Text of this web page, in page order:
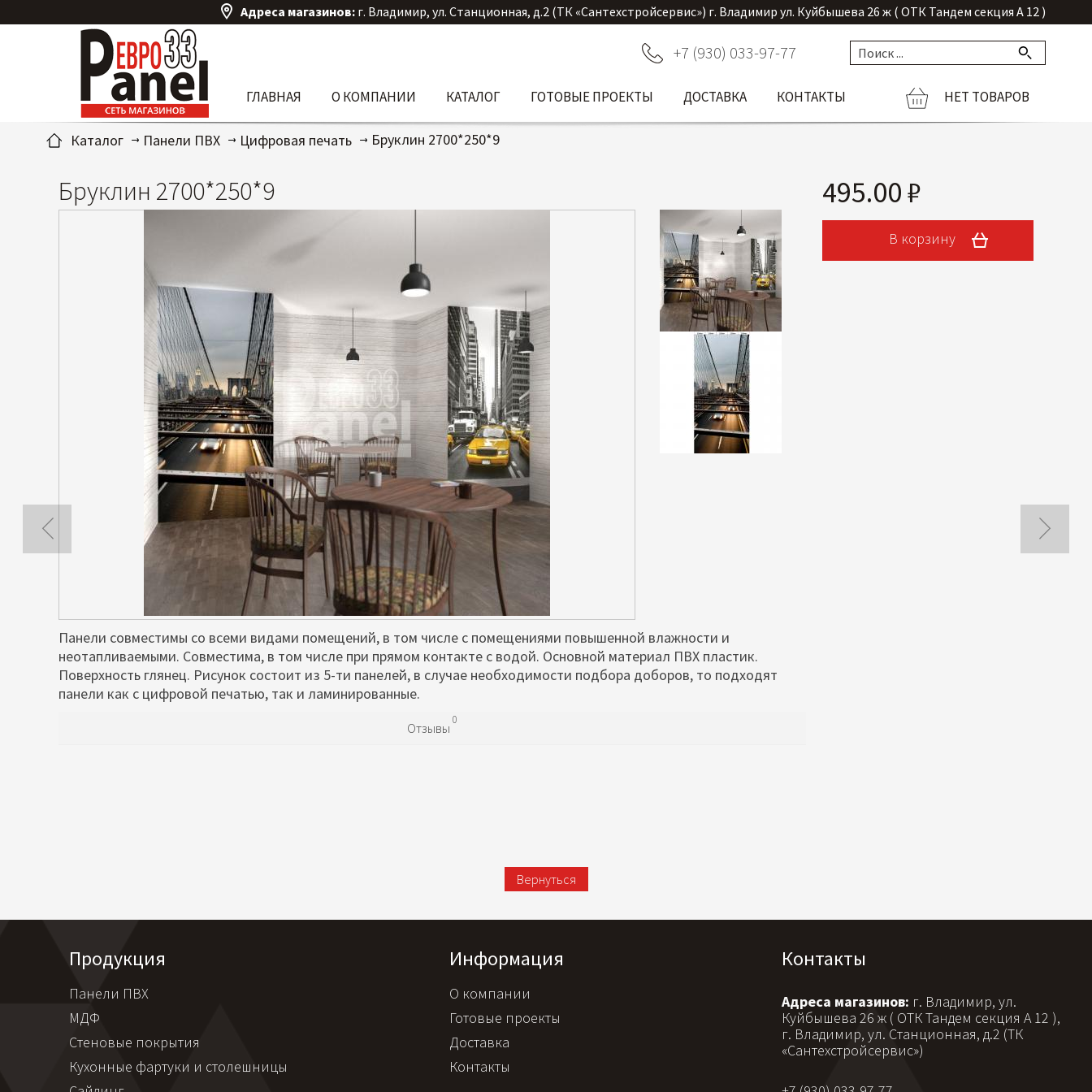
Адреса магазинов: г. Владимир, ул. Станционная, д.2 (ТК «Сантехстройсервис») г. Владимир ул. Куйбышева 26 ж ( ОТК Тандем секция А 12 )
+7 (930) 033-97-77
НЕТ ТОВАРОВ
ГЛАВНАЯ О КОМПАНИИ КАТАЛОГ ГОТОВЫЕ ПРОЕКТЫ ДОСТАВКА КОНТАКТЫ
Каталог Панели ПВХ Цифровая печать Бруклин 2700*250*9
Бруклин 2700*250*9 495.00 ₽
В корзину
Панели совместимы со всеми видами помещений, в том числе с помещениями повышенной влажности и
неотапливаемыми. Совместима, в том числе при прямом контакте с водой. Основной материал ПВХ пластик.
Поверхность глянец. Рисунок состоит из 5-ти панелей, в случае необходимости подбора доборов, то подходят
панели как с цифровой печатью, так и ламинированные.
Отзывы
0
Вернуться
Продукция
Панели ПВХ
МДФ
Стеновые покрытия
Кухонные фартуки и столешницы
Информация
О компании
Готовые проекты
Доставка
Контакты
Контакты
Адреса магазинов: г. Владимир, ул.
Куйбышева 26 ж ( ОТК Тандем секция А 12 ),
г. Владимир, ул. Станционная, д.2 (ТК
«Сантехстройсервис»)